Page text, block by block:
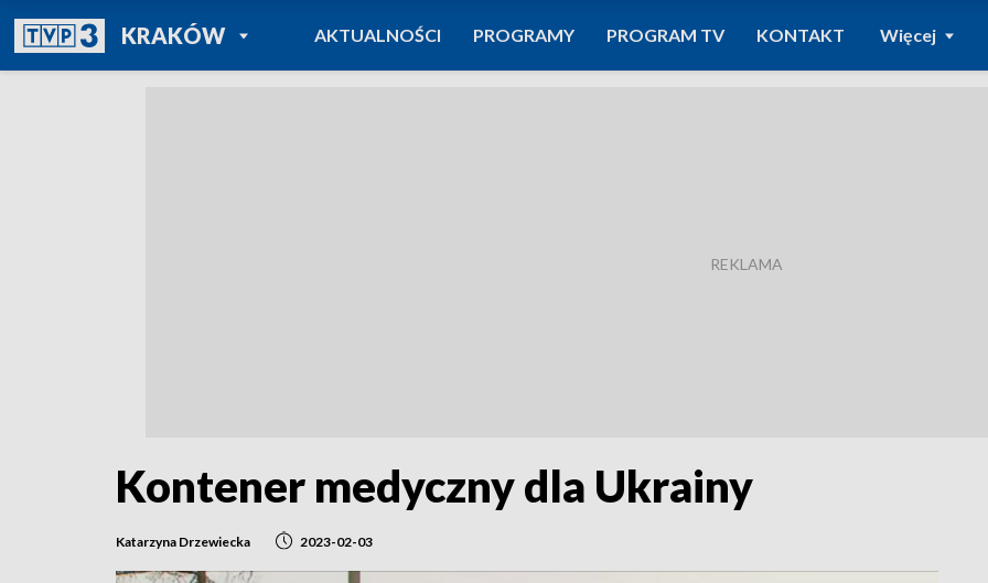
KRAKÓWPOWRÓT DO
TVP REGIONY
AKTUALNOŚCI PROGRAMY PROGRAM TV KONTAKT Więcej
Kontener medyczny dla Ukrainy
Katarzyna Drzewiecka 2023-02-03